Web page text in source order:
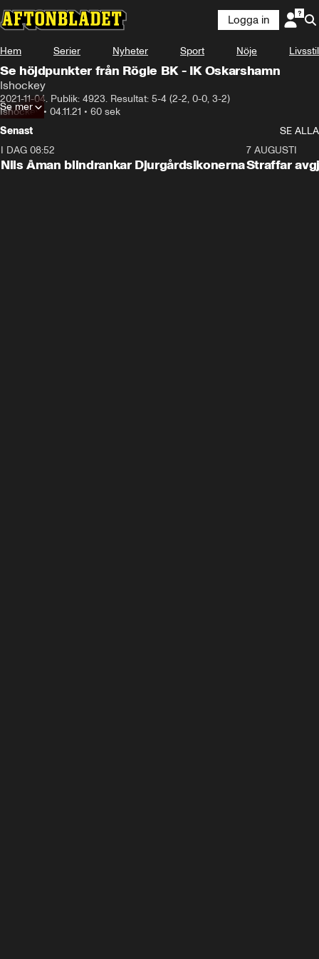
Logga in
Hem Serier Nyheter Sport Nöje Livsstil
Se höjdpunkter från Rögle BK - IK Oskarshamn
Ishockey
2021-11-04. Publik: 4923. Resultat: 5-4 (2-2, 0-0, 3-2)
Ishockey• 04.11.21 • 60 sek
Se mer
Senast
SE ALLA
I DAG 08:52
Nils Åman blindrankar Djurgårdsikonerna
7 AUGUSTI
Straffar